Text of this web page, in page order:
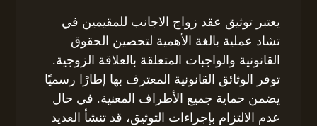
يعتبر توثيق عقد زواج الاجانب للمقيمين في
تشاد عملية بالغة الأهمية لتحصين الحقوق
القانونية والواجبات المتعلقة بالعلاقة الزوجية.
توفر الوثائق القانونية المعترف بها إطارًا رسميًا
يضمن حماية جميع الأطراف المعنية. في حال
عدم الالتزام بإجراءات التوثيق، قد تنشأ العديد